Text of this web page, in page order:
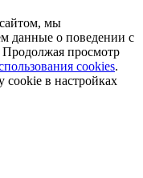
мы
данные о поведении с
просмотр
cookies.
cookie в настройках